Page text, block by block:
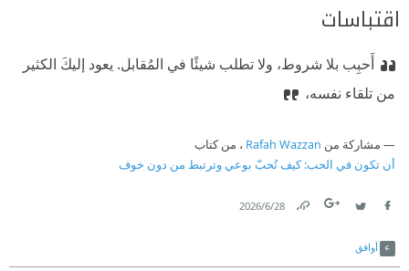
اقتباسات
أَحبِب بلا شروط، ولا تطلب شيئًا في المُقابل. يعود إليكَ الكثير
من تلقاء نفسه،
مشاركة من Rafah Wazzan ، من كتاب
أن تكون في الحب: كيف تُحبّ بوعي وترتبط من دون خوف
28‏/6‏/2026
أوافق